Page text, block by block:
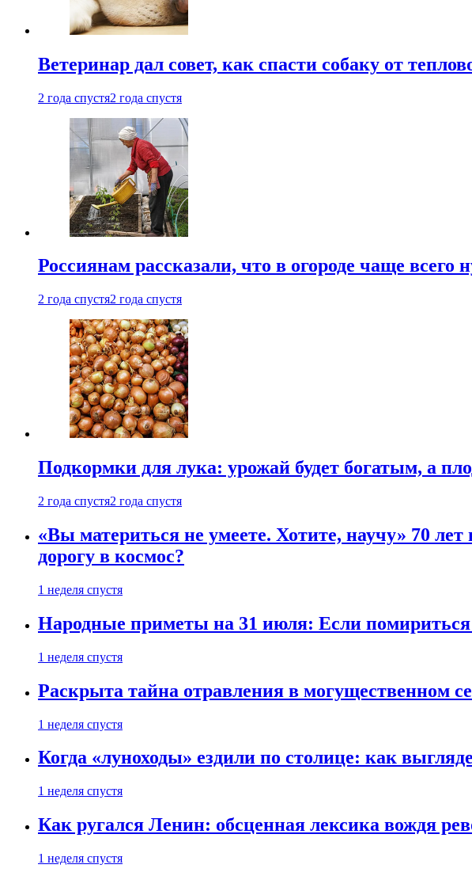
Ветеринар дал совет, как спасти собаку от
2 года спустя2 года спустя
Россиянам рассказали, что в огороде чаще всего
2 года спустя2 года спустя
Подкормки для лука: урожай будет богатым, а
2 года спустя2 года спустя
«Вы материться не умеете. Хотите, научу» 70
дорогу в космос?
1 неделя спустя
Народные приметы на 31 июля: Если помириться
1 неделя спустя
Раскрыта тайна отравления в могущественном
1 неделя спустя
Когда «луноходы» ездили по столице: как
1 неделя спустя
Как ругался Ленин: обсценная лексика вождя
1 неделя спустя